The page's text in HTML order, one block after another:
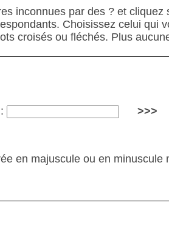
inconnues par des ? et
Choisissez celui qui
croisés ou fléchés. Plus
>>>
en majuscule ou en minuscule